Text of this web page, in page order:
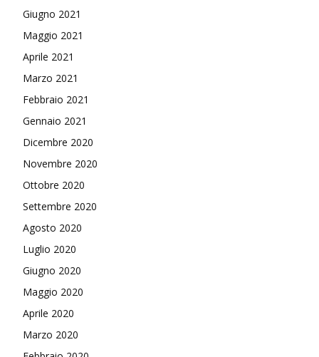
Giugno 2021
Maggio 2021
Aprile 2021
Marzo 2021
Febbraio 2021
Gennaio 2021
Dicembre 2020
Novembre 2020
Ottobre 2020
Settembre 2020
Agosto 2020
Luglio 2020
Giugno 2020
Maggio 2020
Aprile 2020
Marzo 2020